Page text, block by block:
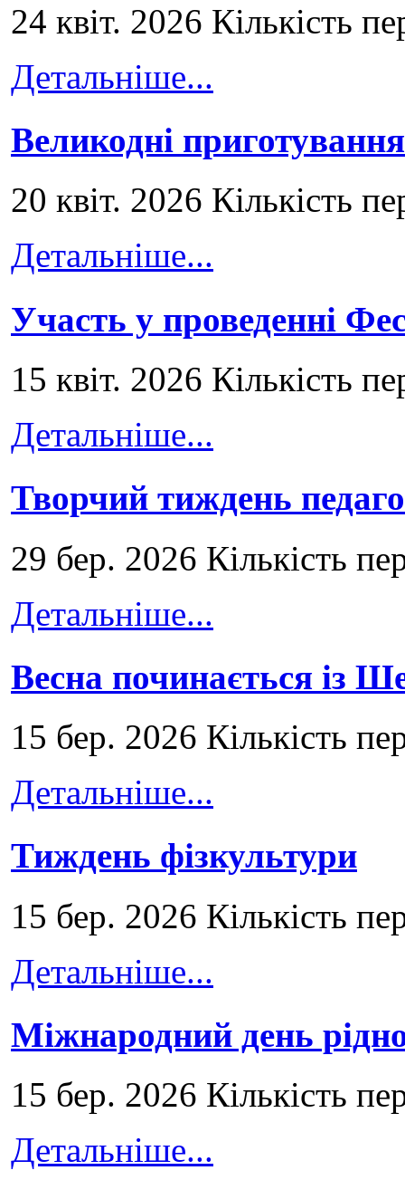
24 квіт. 2026 Кількість
Детальніше...
Великодні приготування
20 квіт. 2026 Кількість
Детальніше...
Участь у проведенні
15 квіт. 2026 Кількість
Детальніше...
Творчий тиждень
29 бер. 2026 Кількість
Детальніше...
Весна починається із
15 бер. 2026 Кількість
Детальніше...
Тиждень фізкультури
15 бер. 2026 Кількість
Детальніше...
Міжнародний день
15 бер. 2026 Кількість
Детальніше...